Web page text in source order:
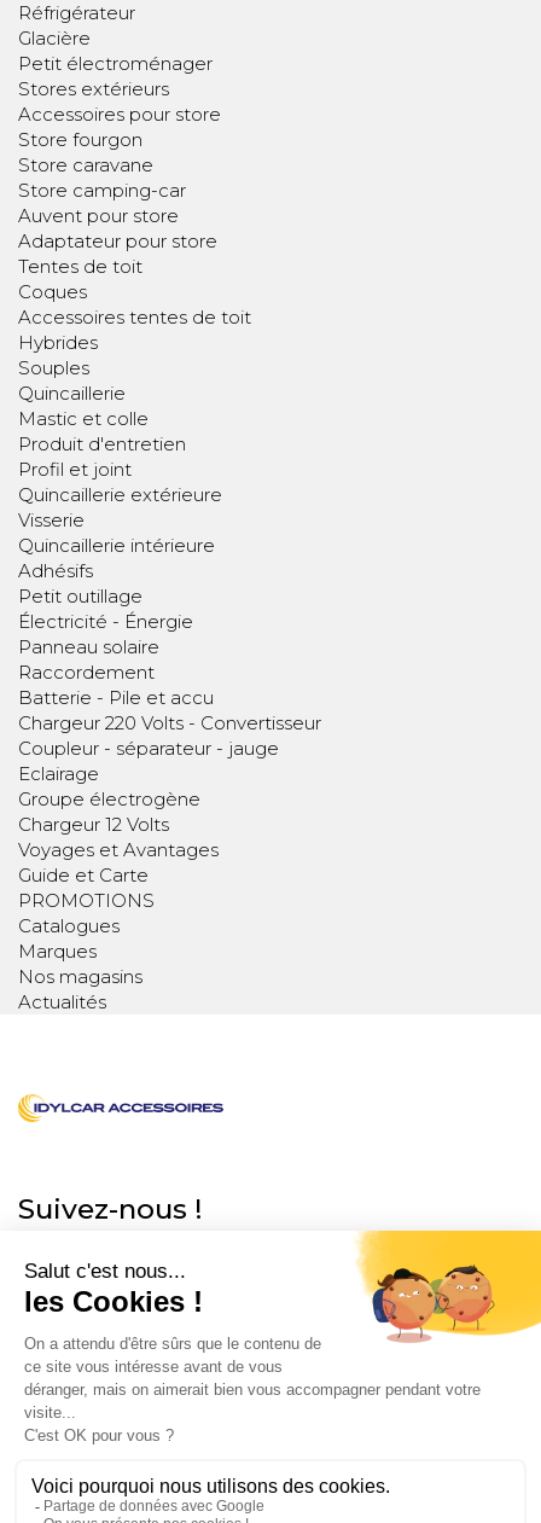
Réfrigérateur
Glacière
Petit électroménager
Stores extérieurs
Accessoires pour store
Store fourgon
Store caravane
Store camping-car
Auvent pour store
Adaptateur pour store
Tentes de toit
Coques
Accessoires tentes de toit
Hybrides
Souples
Quincaillerie
Mastic et colle
Produit d'entretien
Profil et joint
Quincaillerie extérieure
Visserie
Quincaillerie intérieure
Adhésifs
Petit outillage
Électricité - Énergie
Panneau solaire
Raccordement
Batterie - Pile et accu
Chargeur 220 Volts - Convertisseur
Coupleur - séparateur - jauge
Eclairage
Groupe électrogène
Chargeur 12 Volts
Voyages et Avantages
Guide et Carte
PROMOTIONS
Catalogues
Marques
Nos magasins
Actualités
Suivez-nous !
Informations légales
Conditions Générales de ventes
Mentions Légales
Données personnelles
Nous contacter
À propos
Qui sommes-nous ?